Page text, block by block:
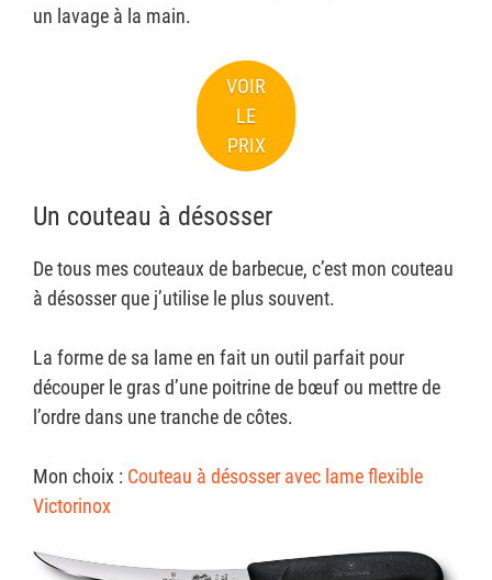
un lavage à la main.
VOIR
LE
PRIX
Un couteau à désosser
De tous mes couteaux de barbecue, c’est mon couteau
à désosser que j’utilise le plus souvent.
La forme de sa lame en fait un outil parfait pour
découper le gras d’une poitrine de bœuf ou mettre de
l’ordre dans une tranche de côtes.
Mon choix : Couteau à désosser avec lame flexible
Victorinox